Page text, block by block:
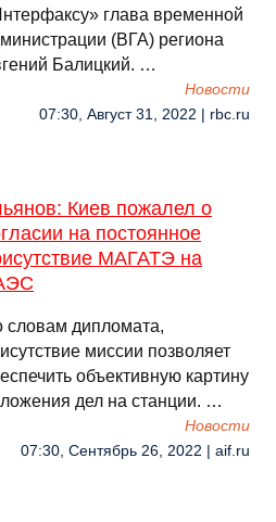
глава временной
(ВГА) региона
Балицкий. …
Новости
07:30, Август 31, 2022 | rbc.ru
Киев пожалел о
на постоянное
МАГАТЭ на
словам дипломата,
миссии позволяет
объективную картину
дел на станции. …
Новости
07:30, Сентябрь 26, 2022 | aif.ru